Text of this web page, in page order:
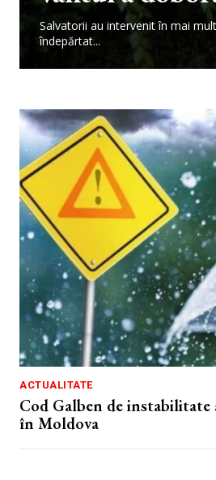
Salvatorii au intervenit în mai
îndepărtat...
ACTUALITATE
Cod Galben de
în Moldova